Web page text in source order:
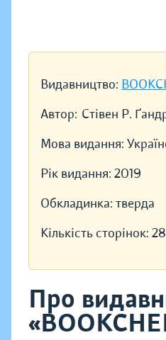
Видавництво:
Автор: Стівен Р.
Мова видання:
Рік видання: 2019
Обкладинка: тверда
Кількість сторінок:
Про